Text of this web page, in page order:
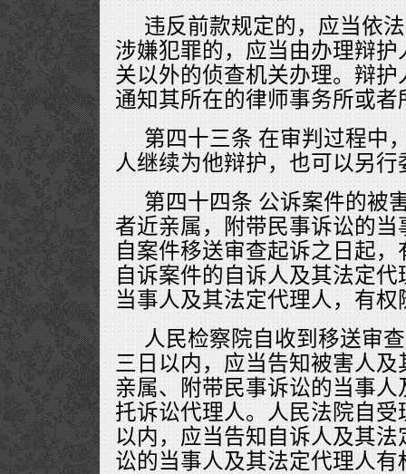
违反前款规定的，应当依
涉嫌犯罪的，应当由办理辩
关以外的侦查机关办理。辩
通知其所在的律师事务所或
第四十三条 在审判过程中
人继续为他辩护，也可以另
第四十四条 公诉案件的被
者近亲属，附带民事诉讼的
自案件移送审查起诉之日起
自诉案件的自诉人及其法定
当事人及其法定代理人，有
人民检察院自收到移送审
三日以内，应当告知被害人
亲属、附带民事诉讼的当事
托诉讼代理人。人民法院自
以内，应当告知自诉人及其
讼的当事人及其法定代理人